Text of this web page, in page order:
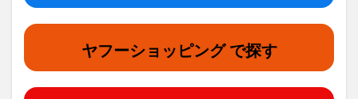
ヤフーショッピング で探す